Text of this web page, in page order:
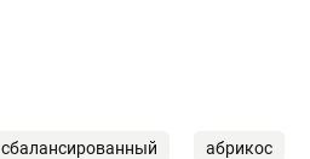
сбалансированный абрикос